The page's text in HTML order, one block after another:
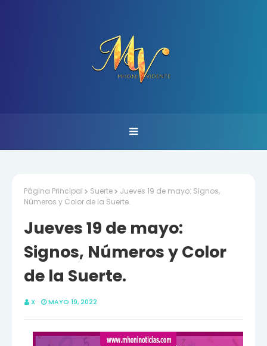
Página Principal Suerte
Jueves 19 de mayo: Signos,
Números y Color de la Suerte.
Jueves 19 de mayo:
Signos, Números y Color
de la Suerte.
X MAYO 19, 2022